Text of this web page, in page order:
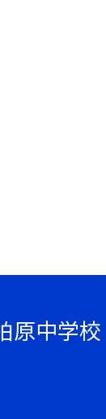
原中学校